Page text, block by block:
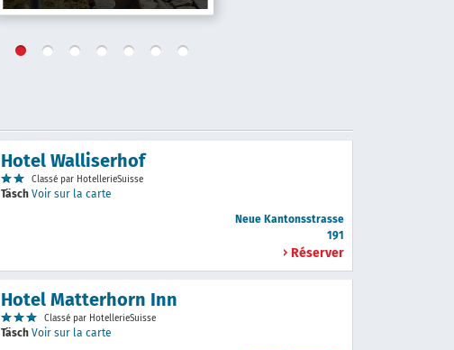
Hotel Walliserhof
Classé par HotellerieSuisse
Täsch Voir sur la carte
Neue Kantonsstrasse
191
Réserver
Hotel Matterhorn Inn
Classé par HotellerieSuisse
Täsch Voir sur la carte